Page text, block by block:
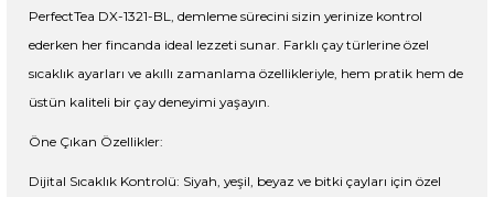
PerfectTea DX-1321-BL, demleme sürecini sizin yerinize kontrol
ederken her fincanda ideal lezzeti sunar. Farklı çay türlerine özel
sıcaklık ayarları ve akıllı zamanlama özellikleriyle, hem pratik hem de
üstün kaliteli bir çay deneyimi yaşayın.
Öne Çıkan Özellikler:
Dijital Sıcaklık Kontrolü: Siyah, yeşil, beyaz ve bitki çayları için özel